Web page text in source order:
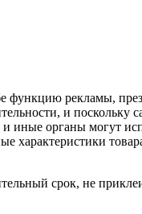
функцию рекламы,
и
органы могут
характеристики
срок, не